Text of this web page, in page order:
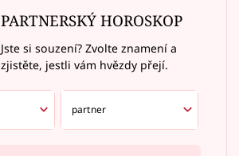
PARTNERSKÝ HOROSKOP
Jste si souzení? Zvolte znamení a
zjistěte, jestli vám hvězdy přejí.